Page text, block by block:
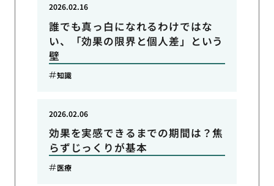
誰でも真っ白になれるわけではな
い、「効果の限界と個人差」という
壁
2026.02.16
知識
効果を実感できるまでの期間は？焦
らずじっくりが基本
2026.02.06
医療